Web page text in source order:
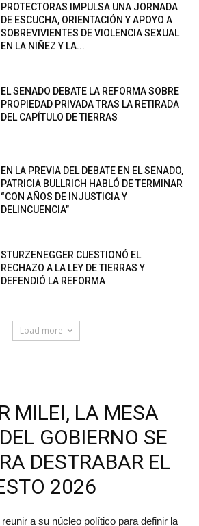
PROTECTORAS IMPULSA UNA JORNADA
DE ESCUCHA, ORIENTACIÓN Y APOYO A
SOBREVIVIENTES DE VIOLENCIA SEXUAL
EN LA NIÑEZ Y LA...
EL SENADO DEBATE LA REFORMA SOBRE
PROPIEDAD PRIVADA TRAS LA RETIRADA
DEL CAPÍTULO DE TIERRAS
EN LA PREVIA DEL DEBATE EN EL SENADO,
PATRICIA BULLRICH HABLÓ DE TERMINAR
“CON AÑOS DE INJUSTICIA Y
DELINCUENCIA”
STURZENEGGER CUESTIONÓ EL
RECHAZO A LA LEY DE TIERRAS Y
DEFENDIÓ LA REFORMA
Load more